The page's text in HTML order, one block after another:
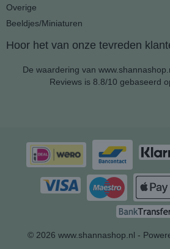
Overige
Beeldjes/Miniaturen
Hoor het van onze tevreden
De waardering van
Reviewsis 8.8/10 gebaseerd
© 2026 www.shannashop.nl -